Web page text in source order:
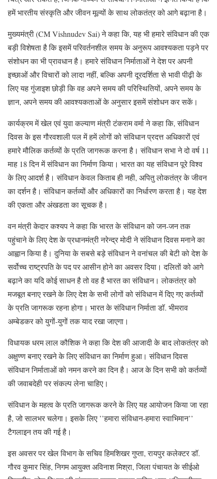
हमें भारतीय संस्कृति और जीवन मूल्यों के साथ लोकतंत्र को आगे बढ़ाना है।
मुख्यमंत्री (CM Vishnudev Sai) ने कहा कि, यह भी हमारे संविधान की एक
बड़ी विशेषता है कि इसमें परिवर्तनशील समय के अनुरूप आवश्यकता पड़ने पर
संशोधन का भी प्रावधान है। हमारे संविधान निर्माताओं ने देश पर अपनी
इच्छाओं और विचारों को लादा नहीं, बल्कि अपनी दूरदर्शिता से भावी पीढ़ी के
लिए यह गुंजाइश छोड़ी कि वह अपने समय की परिस्थितियों, अपने समय के
ज्ञान, अपने समय की आवश्यकताओं के अनुसार इसमें संशोधन कर सकें।
कार्यक्रम में खेल एवं युवा कल्याण मंत्री टंकराम वर्मा ने कहा कि, संविधान
दिवस के इस गौरवशाली पल में हमें लोगों को संविधान प्रदत्त अधिकारों एवं
हमारे मौलिक कर्तव्यों के प्रति जागरूक करना है। संविधान सभा ने दो वर्ष 11
माह 18 दिन में संविधान का निर्माण किया। भारत का यह संविधान पूरे विश्व
के लिए आदर्श है। संविधान केवल किताब ही नही, अपितु लोकतंत्र के जीवन
का दर्शन है। संविधान कर्तव्यों और अधिकारों का निर्धारण करता है। यह देश
की एकता और अंखडता का सूचक है।
वन मंत्री केदार कश्यप ने कहा कि भारत के संविधान को जन-जन तक
पहुंचाने के लिए देश के प्रधानमंत्री नरेन्द्र मोदी ने संविधान दिवस मनाने का
आह्वान किया है। दुनिया के सबसे बड़े संविधान ने वनांचल की बेटी को देश के
सर्वोच्च राष्ट्रपति के पद पर आसीन होने का अवसर दिया। दलितों को आगे
बढ़ाने का यदि कोई साधन है तो वह है भारत का संविधान। लोकतंत्र को
मजबूत बनाए रखने के लिए देश के सभी लोगों को संविधान में दिए गए कर्तव्यों
के प्रति जागरूक रहना होगा। भारत के संविधान निर्माता डॉ. भीमराव
अम्बेडकर को युगों-युगों तक याद रखा जाएगा।
विधायक धरम लाल कौशिक ने कहा कि देश की आजादी के बाद लोकतंत्र को
अक्षुण्ण बनाए रखने के लिए संविधान का निर्माण हुआ। संविधान दिवस
संविधान निर्माताओं को नमन करने का दिन है। आज के दिन सभी को कर्तव्यों
की जवाबदेही पर संकल्प लेना चाहिए।
संविधान के महत्व के प्रति जागरूक करने के लिए यह आयोजन किया जा रहा
है, जो सालभर चलेगा। इसके लिए ’’हमारा संविधान-हमारा स्वाभिमान’’
टैगलाइन तय की गई है।
इस अवसर पर खेल विभाग के सचिव हिमशिखर गुप्ता, रायपुर कलेक्टर डॉ.
गौरव कुमार सिंह, निगम आयुक्त अविनाश मिश्रा, जिला पंचायत के सीईओ